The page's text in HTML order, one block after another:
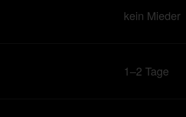
kein Mieder
1–2 Tage